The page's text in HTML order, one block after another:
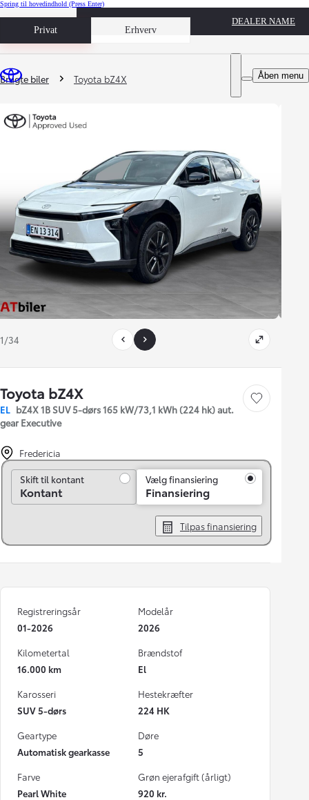
Spring til hovedindhold (Press Enter)
Privat Erhverv
Book prøvetur
DEALER NAME
Åben menu
Du er her
Brugte biler Toyota bZ4X
1/34
Toyota bZ4X
EL bZ4X 1B SUV 5-dørs 165 kW/73,1 kWh (224 hk) aut.
gear Executive
Gem bil
Fredericia
Skift til kontant
Skift til kontant
Kontant
Vælg finansiering
Finansiering
Tilpas finansiering
Registreringsår
01-2026
Modelår
2026
Kilometertal
16.000 km
Brændstof
El
Karosseri
SUV 5-dørs
Hestekræfter
224 HK
Geartype
Automatisk gearkasse
Døre
5
Farve
Pearl White
Grøn ejerafgift (årligt)
920 kr.